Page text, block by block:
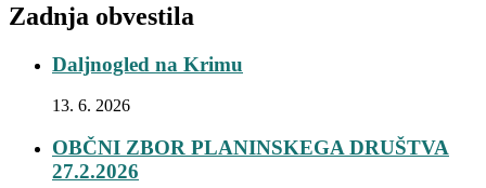
Zadnja obvestila
Daljnogled na Krimu
13. 6. 2026
OBČNI ZBOR PLANINSKEGA DRUŠTVA
27.2.2026